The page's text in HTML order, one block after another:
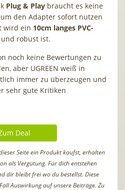
Plug & Play braucht es keine
den Adapter sofort nutzen
wird ein 10cm langes PVC-
robust ist.
noch keine Bewertungen zu
aber UGREEN weiß in
immer zu überzeugen und
sehr gute Kritiken
Deal
Seite ein Produkt kaufst, erhalten
als Vergütung. Für dich entstehen
dir bleibt frei wo du bestellst. Diese
Auswirkung auf unsere Beiträge. Zu